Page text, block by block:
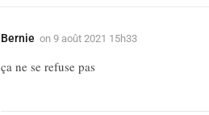
Bernie on 9 août 2021 15h33
ça ne se refuse pas